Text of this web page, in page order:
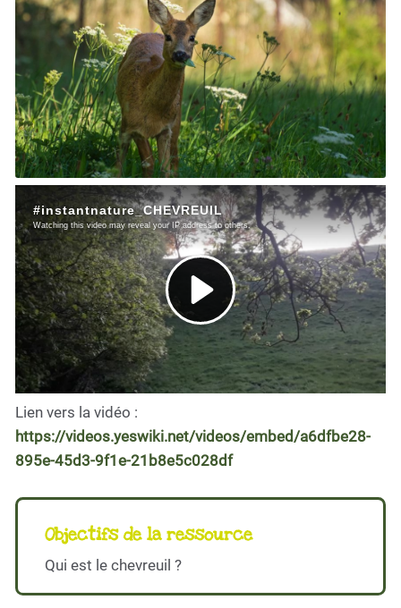
Lien vers la vidéo :
https://videos.yeswiki.net/videos/embed/a6dfbe28-
895e-45d3-9f1e-21b8e5c028df
Objectifs de la ressource
Qui est le chevreuil ?